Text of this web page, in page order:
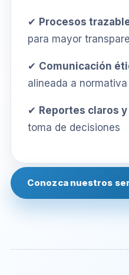
✔ Procesos
para mayor
✔ Comunicación
alineada a
✔ Reportes claros
toma de decisiones
Conozca nuestros